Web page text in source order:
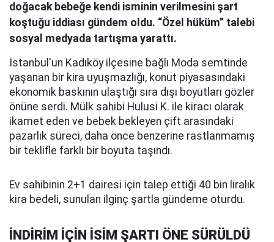
doğacak bebeğe kendi isminin verilmesini şart
koştuğu iddiası gündem oldu. “Özel hüküm” talebi
sosyal medyada tartışma yarattı.
İstanbul'un Kadıköy ilçesine bağlı Moda semtinde
yaşanan bir kira uyuşmazlığı, konut piyasasındaki
ekonomik baskının ulaştığı sıra dışı boyutları gözler
önüne serdi. Mülk sahibi Hulusi K. ile kiracı olarak
ikamet eden ve bebek bekleyen çift arasındaki
pazarlık süreci, daha önce benzerine rastlanmamış
bir teklifle farklı bir boyuta taşındı.
Ev sahibinin 2+1 dairesi için talep ettiği 40 bin liralık
kira bedeli, sunulan ilginç şartla gündeme oturdu.
İNDİRİM İÇİN İSİM ŞARTI ÖNE SÜRÜLDÜ